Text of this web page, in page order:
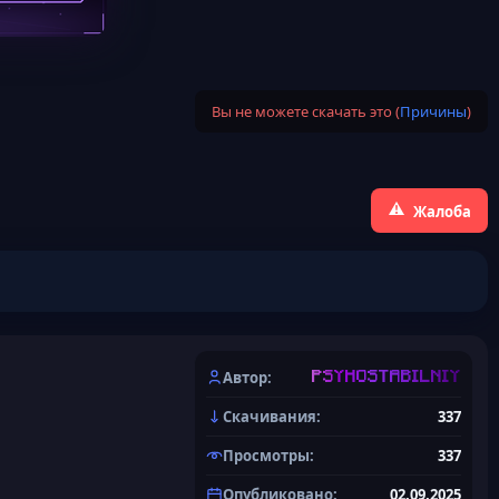
Вы не можете скачать это (Причины)
Жалоба
Автор PSYHOSTABILNIY
Скачивания
337
Просмотры
337
Опубликовано
02.09.2025